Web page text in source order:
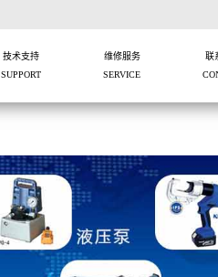
技术支持
SUPPORT
维修服务
SERVICE
联